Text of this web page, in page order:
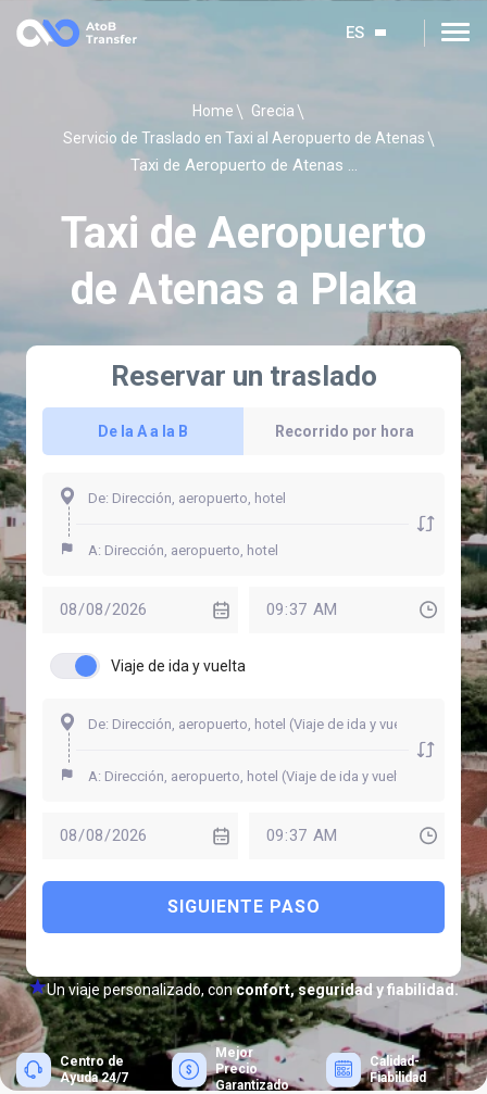
ES
Home
Grecia
Servicio de Traslado en Taxi al Aeropuerto de Atenas
Taxi de Aeropuerto de Atenas a Plaka
Taxi de Aeropuerto
de Atenas a Plaka
Reservar un traslado
De la A a la B Recorrido por hora
Viaje de ida y vuelta
SIGUIENTE PASO
Un viaje personalizado, conconfort, seguridad y fiabilidad.
Centro de
Ayuda 24/7
Mejor
Precio
Garantizado
Calidad-
Fiabilidad